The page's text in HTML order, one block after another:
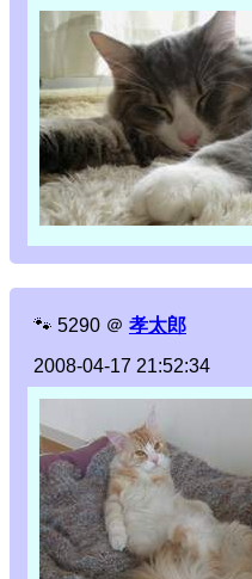
🐾 5290 ＠ 孝太郎
2008-04-17 21:52:34